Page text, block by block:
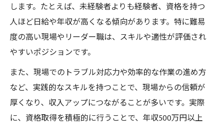
します。たとえば、未経験者よりも経験者、資格を持つ
人ほど日給や年収が高くなる傾向があります。特に難易
度の高い現場やリーダー職は、スキルや適性が評価され
やすいポジションです。
また、現場でのトラブル対応力や効率的な作業の進め方
など、実践的なスキルを持つことで、現場からの信頼が
厚くなり、収入アップにつながることが多いです。実際
に、資格取得を積極的に行うことで、年収500万円以上